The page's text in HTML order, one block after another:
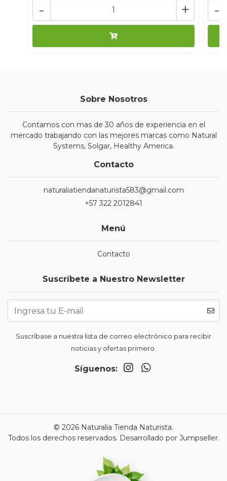
+
- -
Sobre Nosotros
Contamos con mas de 30 años de experiencia en el
mercado trabajando con las mejores marcas como Natural
Systems, Solgar, Healthy America.
Contacto
naturaliatiendanaturista583@gmail.com
+57 322 2012841
Menú
Contacto
Suscríbete a Nuestro Newsletter
Suscríbase a nuestra lista de correo electrónico para recibir
noticias y ofertas primero.
Síguenos:
© 2026 Naturalia Tienda Naturista.
Todos los derechos reservados. Desarrollado por Jumpseller.